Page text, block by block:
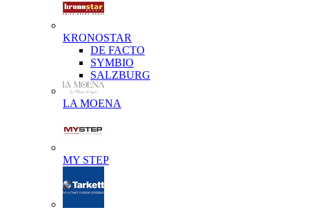
KRONOSTAR
DE FACTO
SYMBIO
SALZBURG
LA MOENA
MY STEP